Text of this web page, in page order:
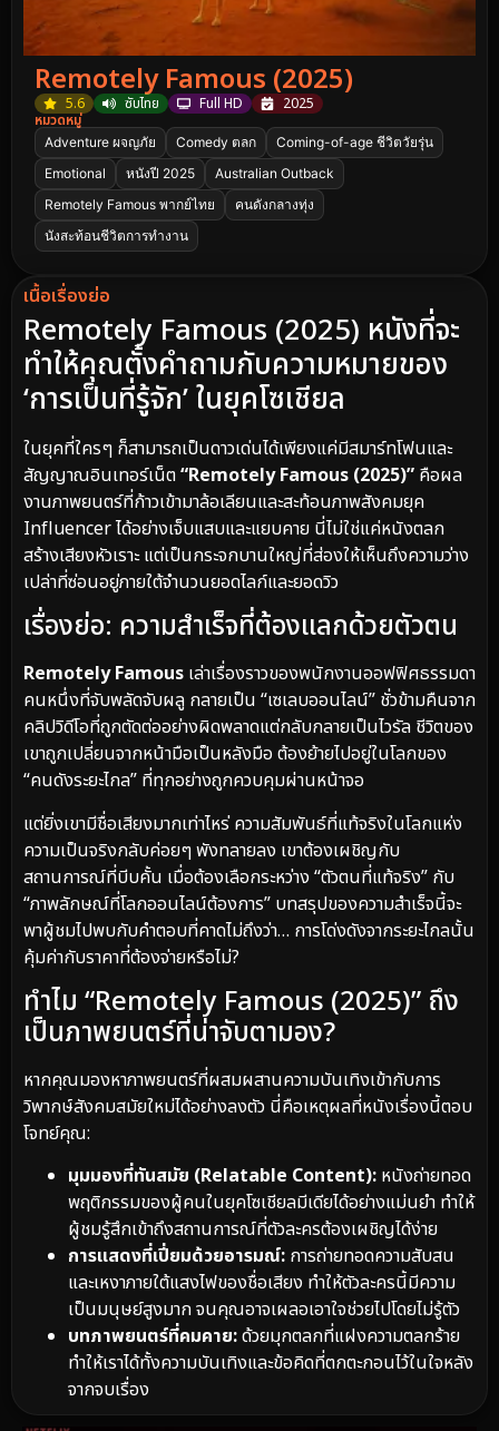
Remotely Famous (2025)
5.6 ซับไทย Full HD
2025
หมวดหมู่
Adventure ผจญภัย Comedy ตลก
Coming-of-age ชีวิตวัยรุ่น
Emotional
หนังปี 2025
Australian Outback
Remotely Famous พากย์ไทย
คนดังกลางทุ่ง
นังสะท้อนชีวิตการทำงาน
เนื้อเรื่องย่อ
Remotely Famous (2025) หนังที่จะ
ทำให้คุณตั้งคำถามกับความหมายของ
‘การเป็นที่รู้จัก’ ในยุคโซเชียล
ในยุคที่ใครๆ ก็สามารถเป็นดาวเด่นได้เพียงแค่มีสมาร์ทโฟนและ
สัญญาณอินเทอร์เน็ต“Remotely Famous (2025)” คือผล
งานภาพยนตร์ที่ก้าวเข้ามาล้อเลียนและสะท้อนภาพสังคมยุค
Influencer ได้อย่างเจ็บแสบและแยบคาย นี่ไม่ใช่แค่หนังตลก
สร้างเสียงหัวเราะ แต่เป็นกระจกบานใหญ่ที่ส่องให้เห็นถึงความว่าง
เปล่าที่ซ่อนอยู่ภายใต้จำนวนยอดไลก์และยอดวิว
เรื่องย่อ: ความสำเร็จที่ต้องแลกด้วยตัวตน
Remotely Famous เล่าเรื่องราวของพนักงานออฟฟิศธรรมดา
คนหนึ่งที่จับพลัดจับผลู กลายเป็น “เซเลบออนไลน์” ชั่วข้ามคืนจาก
คลิปวิดีโอที่ถูกตัดต่ออย่างผิดพลาดแต่กลับกลายเป็นไวรัล ชีวิตของ
เขาถูกเปลี่ยนจากหน้ามือเป็นหลังมือ ต้องย้ายไปอยู่ในโลกของ
“คนดังระยะไกล” ที่ทุกอย่างถูกควบคุมผ่านหน้าจอ
แต่ยิ่งเขามีชื่อเสียงมากเท่าไหร่ ความสัมพันธ์ที่แท้จริงในโลกแห่ง
ความเป็นจริงกลับค่อยๆ พังทลายลง เขาต้องเผชิญกับ
สถานการณ์ที่บีบคั้น เมื่อต้องเลือกระหว่าง “ตัวตนที่แท้จริง” กับ
“ภาพลักษณ์ที่โลกออนไลน์ต้องการ” บทสรุปของความสำเร็จนี้จะ
พาผู้ชมไปพบกับคำตอบที่คาดไม่ถึงว่า… การโด่งดังจากระยะไกลนั้น
คุ้มค่ากับราคาที่ต้องจ่ายหรือไม่?
ทำไม “Remotely Famous (2025)” ถึง
เป็นภาพยนตร์ที่น่าจับตามอง?
หากคุณมองหาภาพยนตร์ที่ผสมผสานความบันเทิงเข้ากับการ
วิพากษ์สังคมสมัยใหม่ได้อย่างลงตัว นี่คือเหตุผลที่หนังเรื่องนี้ตอบ
โจทย์คุณ:
มุมมองที่ทันสมัย (Relatable Content): หนังถ่ายทอด
พฤติกรรมของผู้คนในยุคโซเชียลมีเดียได้อย่างแม่นยำ ทำให้
ผู้ชมรู้สึกเข้าถึงสถานการณ์ที่ตัวละครต้องเผชิญได้ง่าย
การแสดงที่เปี่ยมด้วยอารมณ์: การถ่ายทอดความสับสน
และเหงาภายใต้แสงไฟของชื่อเสียง ทำให้ตัวละครนี้มีความ
เป็นมนุษย์สูงมาก จนคุณอาจเผลอเอาใจช่วยไปโดยไม่รู้ตัว
บทภาพยนตร์ที่คมคาย:ด้วยมุกตลกที่แฝงความตลกร้าย
ทำให้เราได้ทั้งความบันเทิงและข้อคิดที่ตกตะกอนไว้ในใจหลัง
จากจบเรื่อง